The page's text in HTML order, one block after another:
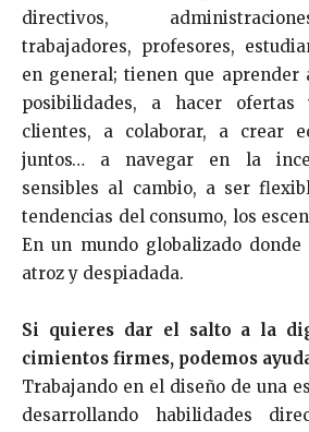
directivos,
trabajadores, profesores,
en general; tienen que aprender
posibilidades, a hacer ofertas
clientes, a colaborar, a crear
juntos… a navegar en la
sensibles al cambio, a ser
tendencias del consumo, los
En un mundo globalizado donde
atroz y despiadada.
Si quieres dar el salto a la
cimientos firmes, podemos
Trabajando en el diseño de una
desarrollando habilidades